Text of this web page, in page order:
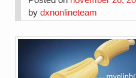
bydxnonlineteam